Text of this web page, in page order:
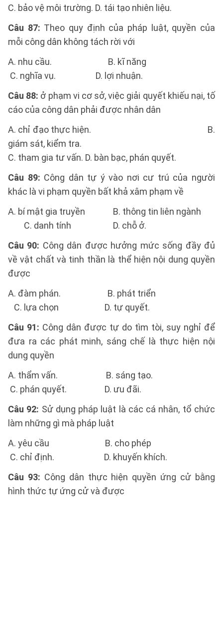
C. bảo vệ môi trường. D. tái tạo nhiên liệu.
Câu 87: Theo quy định của pháp luật, quyền của
mỗi công dân không tách rời với
A. nhu cầu. B. kĩ năng
C. nghĩa vụ. D. lợi nhuận.
Câu 88: ở phạm vi cơ sở, việc giải quyết khiếu nại, tố
cáo của công dân phải được nhân dân
A. chỉ đạo thực hiện. B.
giám sát, kiểm tra.
C. tham gia tư vấn. D. bàn bạc, phán quyết.
Câu 89: Công dân tự ý vào nơi cư trú của người
khác là vi phạm quyền bất khả xâm phạm về
A. bí mật gia truyền B. thông tin liên ngành
C. danh tính D. chỗ ở.
Câu 90: Công dân được hưởng mức sống đầy đủ
về vật chất và tinh thần là thể hiện nội dung quyền
được
A. đàm phán. B. phát triển
C. lựa chọn D. tự quyết.
Câu 91: Công dân được tự do tìm tòi, suy nghỉ để
đưa ra các phát minh, sáng chế là thực hiện nội
dung quyền
A. thẩm vấn. B. sáng tạo.
C. phán quyết. D. ưu đãi.
Câu 92: Sử dụng pháp luật là các cá nhân, tổ chức
làm những gì mà pháp luật
A. yêu cầu B. cho phép
C. chỉ định. D. khuyến khích.
Câu 93: Công dân thực hiện quyền ứng cử bằng
hình thức tự ứng cử và được